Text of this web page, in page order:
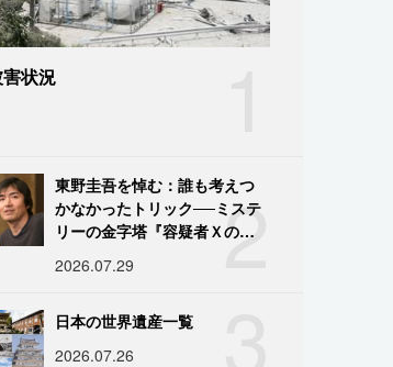
状況
2
東野圭吾を悼む：誰も考えつ
かなかったトリック──ミステ
リーの金字塔『容疑者Ｘの献
2026.07.29
日本の世界遺産一覧
2026.07.26